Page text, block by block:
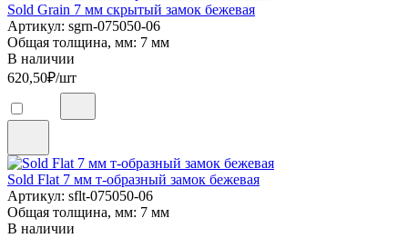
Sold Grain 7 мм скрытый замок бежевая
Артикул: sgrn-075050-06
Общая толщина, мм: 7 мм
В наличии
620,50₽/шт
Sold Flat 7 мм т-образный замок бежевая
Артикул: sflt-075050-06
Общая толщина, мм: 7 мм
В наличии